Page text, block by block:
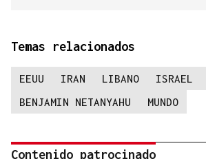
Temas relacionados
EEUU IRAN LIBANO ISRAEL
BENJAMIN NETANYAHU
MUNDO
Contenido patrocinado